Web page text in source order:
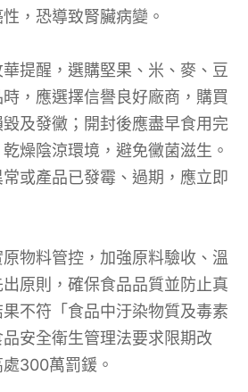
，恐導致腎臟病變。
提醒，選購堅果、米、麥、豆
，應選擇信譽良好廠商，購買
及發黴；開封後應盡早食用完
燥陰涼環境，避免黴菌滋生。
或產品已發霉、過期，應立即
物料管控，加強原料驗收、溫
原則，確保食品品質並防止真
不符「食品中汙染物質及毒素
安全衛生管理法要求限期改
300萬罰鍰。